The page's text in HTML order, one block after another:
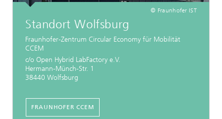
© Fraunhofer IST
Standort Wolfsburg
Fraunhofer-Zentrum Circular Economy für Mobilität
CCEM
c/o Open Hybrid LabFactory e.V.
Hermann-Münch-Str. 1
38440 Wolfsburg
FRAUNHOFER CCEM